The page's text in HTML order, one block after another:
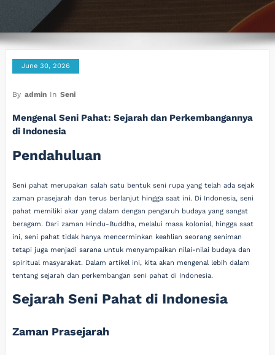
June 30, 2026
By admin In Seni
Mengenal Seni Pahat: Sejarah dan Perkembangannya
di Indonesia
Pendahuluan
Seni pahat merupakan salah satu bentuk seni rupa yang telah ada sejak
zaman prasejarah dan terus berlanjut hingga saat ini. Di Indonesia, seni
pahat memiliki akar yang dalam dengan pengaruh budaya yang sangat
beragam. Dari zaman Hindu-Buddha, melalui masa kolonial, hingga saat
ini, seni pahat tidak hanya mencerminkan keahlian seorang seniman
tetapi juga menjadi sarana untuk menyampaikan nilai-nilai budaya dan
spiritual masyarakat. Dalam artikel ini, kita akan mengenal lebih dalam
tentang sejarah dan perkembangan seni pahat di Indonesia.
Sejarah Seni Pahat di Indonesia
Zaman Prasejarah